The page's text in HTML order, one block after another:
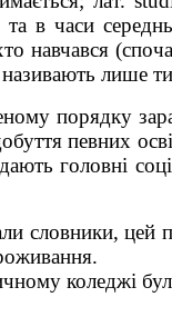
в часи
навчався
називають лише
порядку
певних
головні
словники,
коледжі